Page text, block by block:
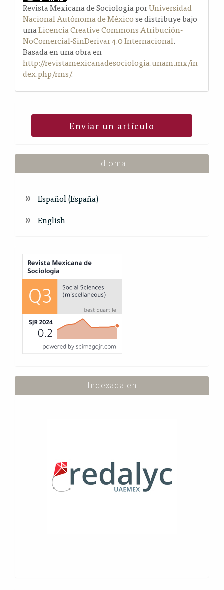
Revista Mexicana de Sociología porUniversidad
Nacional Autónoma de Méxicose distribuye bajo
unaLicencia Creative Commons Atribución-
NoComercial-SinDerivar 4.0 Internacional.
Basada en una obra en
http://revistamexicanadesociologia.unam.mx/in
dex.php/rms/.
Enviar un artículo
Idioma
Español (España)
English
Index
Indexada en